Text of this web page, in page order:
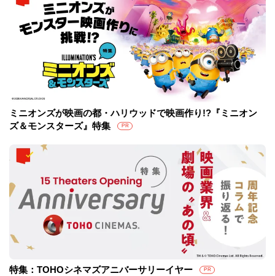
ミニオンズが映画の都・ハリウッドで映画作り!?『ミニオン
ズ＆モンスターズ』特集
PR
特集：TOHOシネマズアニバーサリーイヤー PR